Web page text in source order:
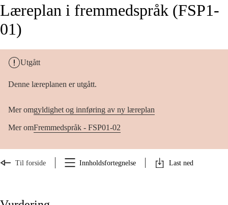
Læreplan i fremmedspråk (FSP1-
01)
Utgått
Denne læreplanen er utgått.
Mer omgyldighet og innføring av ny læreplan
Mer omFremmedspråk - FSP01-02
Til forside Innholdsfortegnelse Last ned